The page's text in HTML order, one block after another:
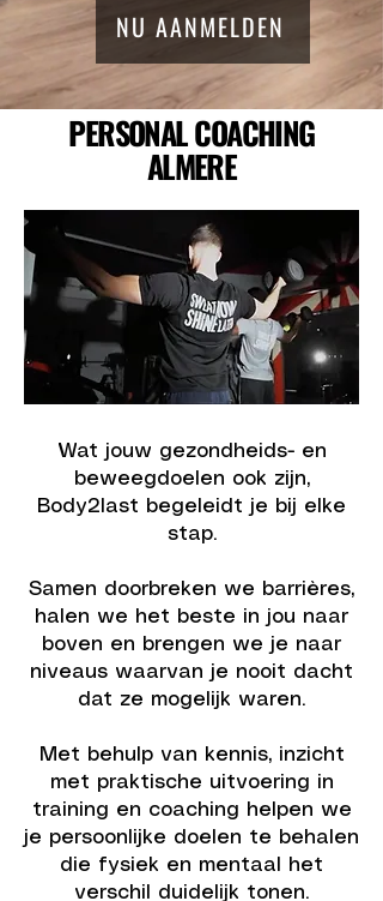
NU AANMELDEN
PERSONAL COACHING
ALMERE
Wat jouw gezondheids- en
beweegdoelen ook zijn,
Body2last begeleidt je bij elke
stap.
Samen doorbreken we barrières,
halen we het beste in jou naar
boven en brengen we je naar
niveaus waarvan je nooit dacht
dat ze mogelijk waren.
Met behulp van kennis, inzicht
met praktische uitvoering in
training en coaching helpen we
je persoonlijke doelen te behalen
die fysiek en mentaal het
verschil duidelijk tonen.